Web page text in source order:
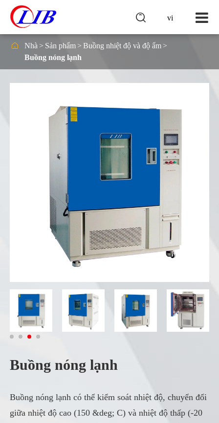
vi

 Nhà Sản phẩm
Buồng nhiệt độ và độ ẩm
Buồng nóng lạnh
Buồng nóng lạnh
Buồng nóng lạnh có thể kiểm soát nhiệt độ, chuyển đổi
giữa nhiệt độ cao (150 &deg; C) và nhiệt độ thấp (-20